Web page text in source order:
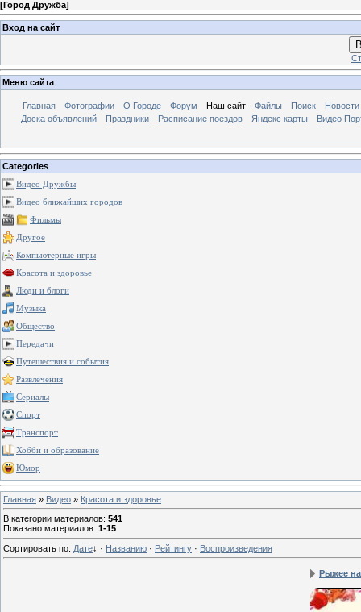
[Город Дружба]
Вход на сайт
Меню сайта
Главная Фотографии О Городе Форум Наш сайт Файлы Поиск
Доска объявлений
Праздники Расписание поездов Яндекс карты Видео
Categories
Видео Дружбы
Видео ближайших городов
Фильмы
Другое
Компьютерные игры
Красота и здоровье
Люди и блоги
Музыка
Общество
Передачи
Путешествия и события
Развлечения
Сериалы
Спорт
Транспорт
Хобби и образование
Юмор
Главная » Видео » Красота и здоровье
В категории материалов: 541
Показано материалов: 1-15
Сортировать по: Дате↓ · Названию · Рейтингу · Воспроизведения
Рыжее